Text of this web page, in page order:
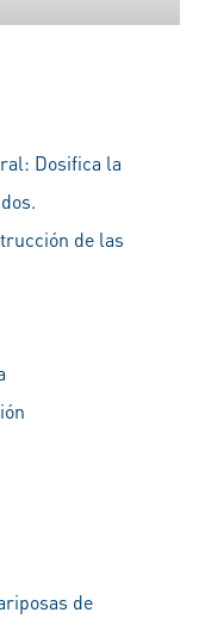
Dosifica la
de las
de